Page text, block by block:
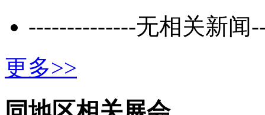
--------------无相关新闻
更多>>